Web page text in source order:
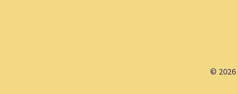
© 2026